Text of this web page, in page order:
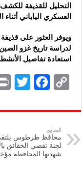
التحليل للقذيفة
العسكري الياباني أثناء
ويوفر العثور على قذيفة
لدراسة تاريخ غزو
استعادة تفاصيل
C
p
y
Li
n
F
eb
k
T
tt
السابق
محافظ طرطوس
لجنة تقصي الحقائق
شهدتها المحافظة